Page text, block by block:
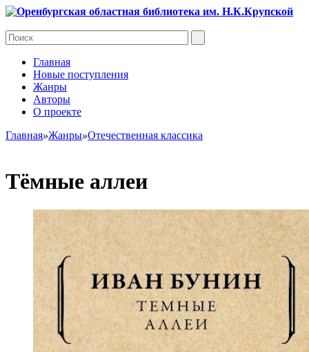
Главная
Новые поступления
Жанры
Авторы
О проекте
Главная»Жанры»Отечественная классика
Тёмные аллеи